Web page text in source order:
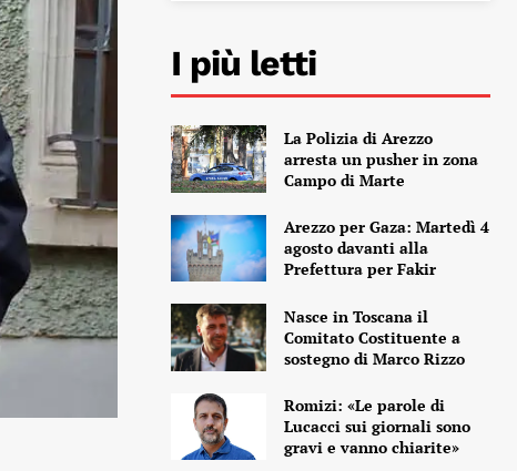
I più letti
La Polizia di Arezzo
arresta un pusher in zona
Campo di Marte
Arezzo per Gaza: Martedì 4
agosto davanti alla
Prefettura per Fakir
Nasce in Toscana il
Comitato Costituente a
sostegno di Marco Rizzo
Romizi: «Le parole di
Lucacci sui giornali sono
gravi e vanno chiarite»